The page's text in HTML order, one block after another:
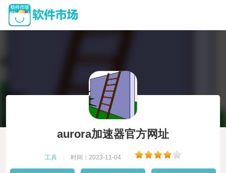
aurora加速器官方网址
工具 时间：2023-11-04